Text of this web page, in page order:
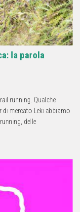
la parola
running. Qualche
di mercato Leki abbiamo
delle